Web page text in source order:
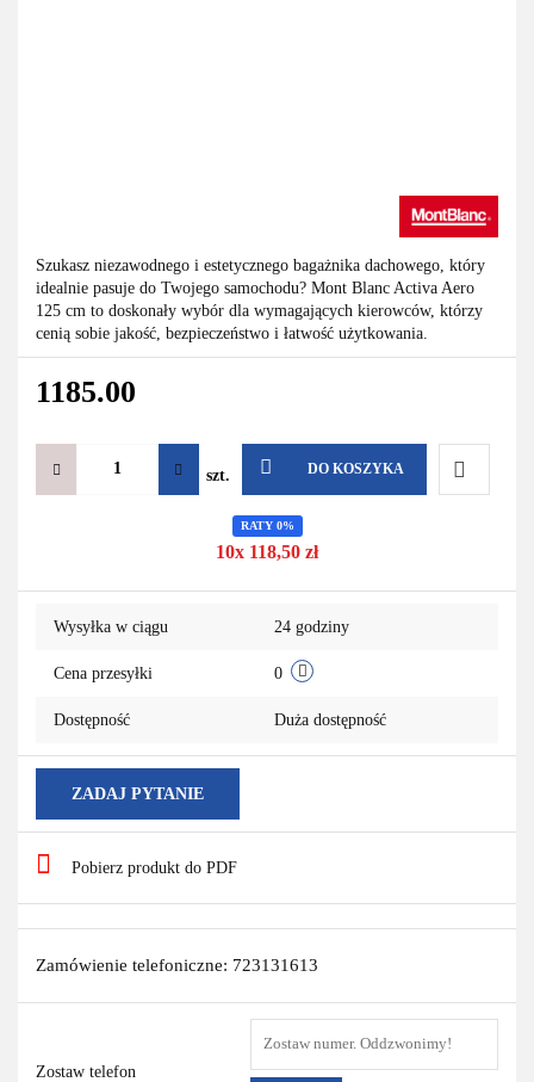
Szukasz niezawodnego i estetycznego bagażnika dachowego, który
idealnie pasuje do Twojego samochodu? Mont Blanc Activa Aero
125 cm to doskonały wybór dla wymagających kierowców, którzy
cenią sobie jakość, bezpieczeństwo i łatwość użytkowania.
1185.00
szt. DO KOSZYKA
RATY 0%
10x 118,50 zł
Wysyłka w ciągu 24 godziny
Cena przesyłki 0
Dostępność Duża dostępność
ZADAJ PYTANIE
Pobierz produkt do PDF
Zamówienie telefoniczne: 723131613
Zostaw telefon